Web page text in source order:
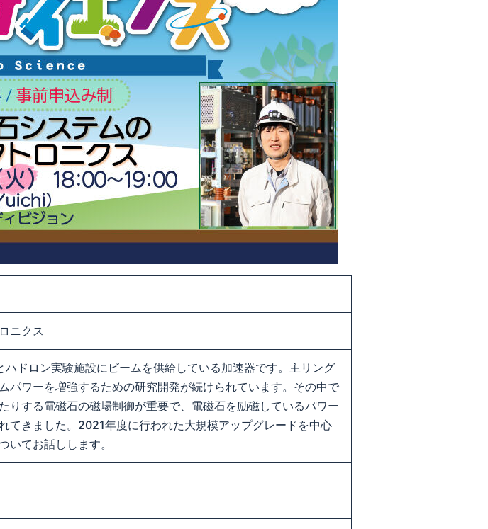
ニクス
ドロン実験施設にビームを供給している加速器です。主リング
パワーを増強するための研究開発が続けられています。その中で
りする電磁石の磁場制御が重要で、電磁石を励磁しているパワー
てきました。2021年度に行われた大規模アップグレードを中心
いてお話しします。